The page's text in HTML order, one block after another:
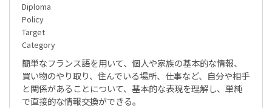
Diploma
Policy
Target
Category
簡単なフランス語を用いて、個人や家族の基本的な情報、
買い物のやり取り、住んでいる場所、仕事など、自分や相手
と関係があることについて、基本的な表現を理解し、単純
で直接的な情報交換ができる。